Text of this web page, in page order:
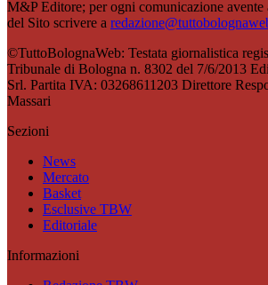
M&P Editore; per ogni comunicazione avente
del Sito scrivere a
©TuttoBolognaWeb: Testata giornalistica
Tribunale di Bologna n. 8302 del 7/6/2013
Srl. Partita IVA: 03268611203 Direttore
Massari
Sezioni
News
Mercato
Basket
Esclusive TBW
Editoriale
Informazioni